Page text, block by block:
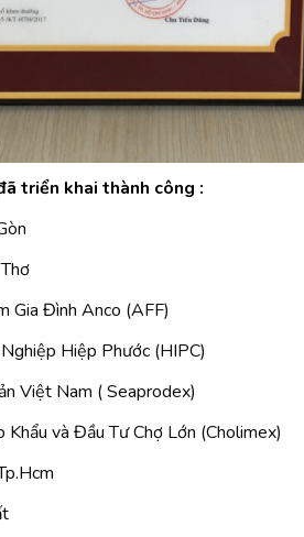
triển khai thành công :
Gia Đình Anco (AFF)
Hiệp Phước (HIPC)
Việt Nam ( Seaprodex)
Khẩu và Đầu Tư Chợ Lớn (Cholimex)